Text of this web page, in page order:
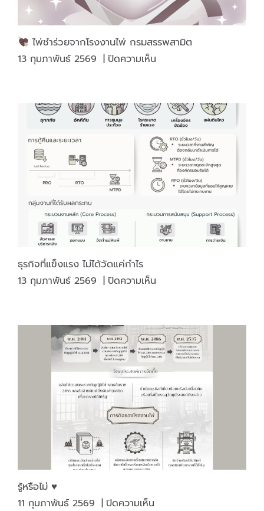
ไพ่ชำร่วยจากโรงงานไพ่ กรมสรรพสามิต
13 กุมภาพันธ์ 2569 | ปิดความเห็นบน
ชำร่วย
จาก
โรงงาน
ไพ่
กรม
สรรพ
สามิต
ธุรกิจที่แข็งแรง ไม่ได้วัดแค่กำไร
13 กุมภาพันธ์ 2569 | ปิดความเห็นบน
แข็ง
แรง
ไม่
แค่
กำไร
รู้หรือไม่ ♥️
11 กุมภาพันธ์ 2569 | ปิดความเห็นบน